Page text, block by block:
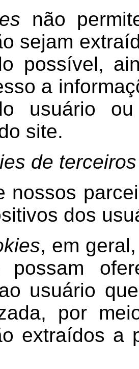
não
sejam
possível,
a
usuário
site.
de terceiros
nossos
dos
, em
possam
usuário
por
extraídos a